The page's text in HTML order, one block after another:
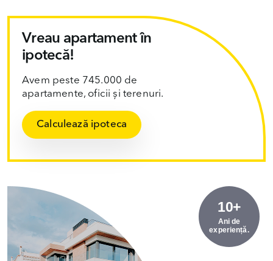
Vreau apartament în
ipotecă!
Avem peste 745.000 de
apartamente, oficii și terenuri.
Calculează ipoteca
10+
Ani de
experiență.